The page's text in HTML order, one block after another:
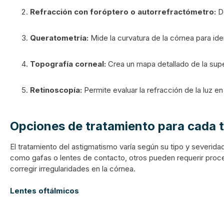
Refracción con foróptero o autorrefractómetro:
Queratometría: Mide la curvatura de la córnea para
Topografía corneal: Crea un mapa detallado de la
Retinoscopía: Permite evaluar la refracción de la luz
Opciones de tratamiento para cada
El tratamiento del astigmatismo varía según su tipo y
como gafas o lentes de contacto, otros pueden requerir
corregir irregularidades en la córnea.
Lentes oftálmicos